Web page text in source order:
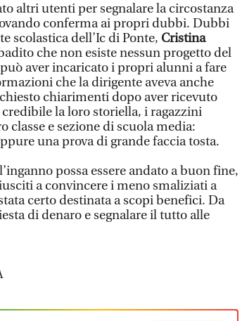
altri utenti per segnalare la circostanza
conferma ai propri dubbi. Dubbi
scolastica dell’Ic di Ponte, Cristina
che non esiste nessun progetto del
aver incaricato i propri alunni a fare
che la dirigente aveva anche
chiarimenti dopo aver ricevuto
la loro storiella, i ragazzini
classe e sezione di scuola media:
una prova di grande faccia tosta.
possa essere andato a buon fine,
a convincere i meno smaliziati a
certo destinata a scopi benefici. Da
di denaro e segnalare il tutto alle